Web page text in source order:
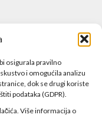
osigurala pravilno
i omogućila analizu
dok se drugi koriste
podataka (GDPR).
Više informacija o